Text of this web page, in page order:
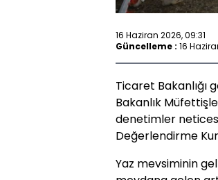
16 Haziran 2026, 09:31
Güncelleme : 16
Ticaret Bakanlığı
Bakanlık
denetimler
Değerlendirme
Yaz mevsiminin